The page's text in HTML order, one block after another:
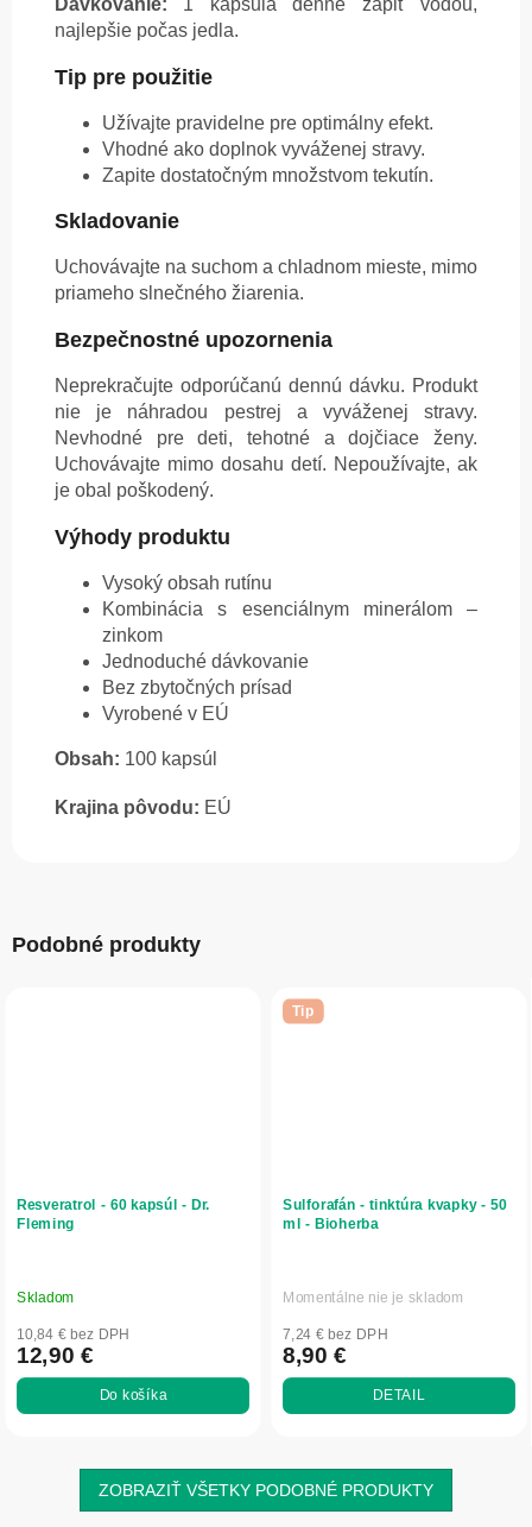
Dávkovanie: 1 kapsula denne zapiť vodou,
najlepšie počas jedla.
Tip pre použitie
Užívajte pravidelne pre optimálny efekt.
Vhodné ako doplnok vyváženej stravy.
Zapite dostatočným množstvom tekutín.
Skladovanie
Uchovávajte na suchom a chladnom mieste, mimo
priameho slnečného žiarenia.
Bezpečnostné upozornenia
Neprekračujte odporúčanú dennú dávku. Produkt
nie je náhradou pestrej a vyváženej stravy.
Nevhodné pre deti, tehotné a dojčiace ženy.
Uchovávajte mimo dosahu detí. Nepoužívajte, ak
je obal poškodený.
Výhody produktu
Vysoký obsah rutínu
Kombinácia s esenciálnym minerálom –
zinkom
Jednoduché dávkovanie
Bez zbytočných prísad
Vyrobené v EÚ
Obsah: 100 kapsúl
Krajina pôvodu: EÚ
Podobné produkty
Resveratrol - 60 kapsúl - Dr.
Fleming
Skladom
10,84 € bez DPH
12,90 €
Do košíka
Tip
Sulforafán - tinktúra kvapky - 50
ml - Bioherba
Momentálne nie je skladom
7,24 € bez DPH
8,90 €
DETAIL
ZOBRAZIŤ VŠETKY PODOBNÉ PRODUKTY